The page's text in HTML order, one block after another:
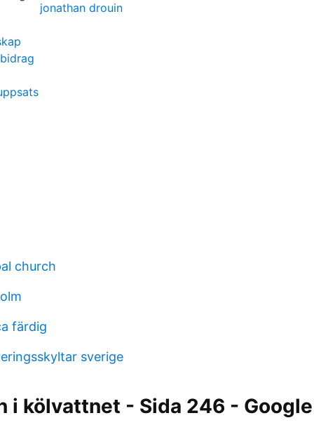
jonathan drouin
church
färdig
sverige
i kölvattnet - Sida 246 -